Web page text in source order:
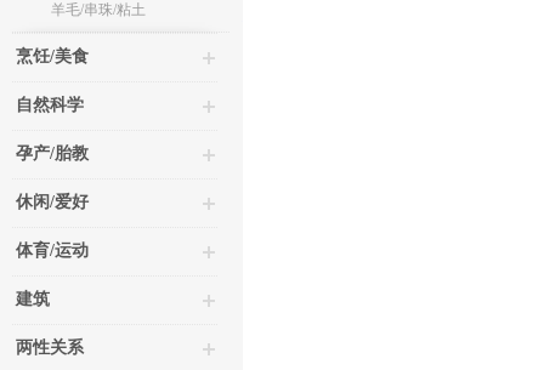
羊毛/串珠/粘土
烹饪/美食
自然科学
孕产/胎教
休闲/爱好
体育/运动
建筑
两性关系